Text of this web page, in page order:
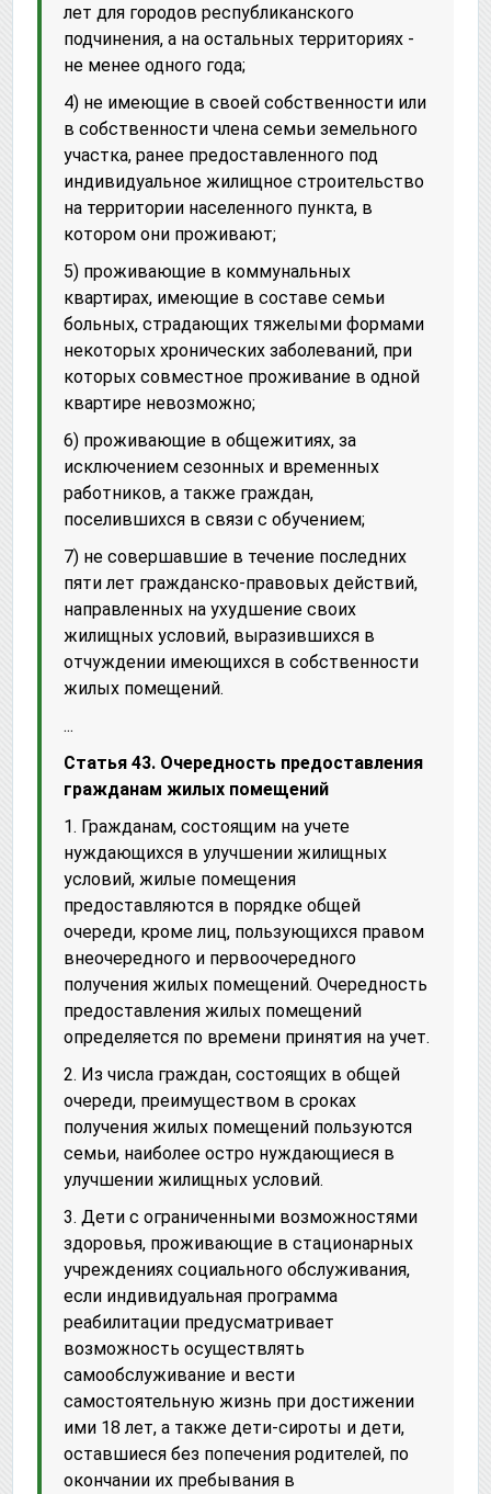
лет для городов республиканского
подчинения, а на остальных территориях -
не менее одного года;
4) не имеющие в своей собственности или
в собственности члена семьи земельного
участка, ранее предоставленного под
индивидуальное жилищное строительство
на территории населенного пункта, в
котором они проживают;
5) проживающие в коммунальных
квартирах, имеющие в составе семьи
больных, страдающих тяжелыми формами
некоторых хронических заболеваний, при
которых совместное проживание в одной
квартире невозможно;
6) проживающие в общежитиях, за
исключением сезонных и временных
работников, а также граждан,
поселившихся в связи с обучением;
7) не совершавшие в течение последних
пяти лет гражданско-правовых действий,
направленных на ухудшение своих
жилищных условий, выразившихся в
отчуждении имеющихся в собственности
жилых помещений.
...
Статья 43. Очередность предоставления
гражданам жилых помещений
1. Гражданам, состоящим на учете
нуждающихся в улучшении жилищных
условий, жилые помещения
предоставляются в порядке общей
очереди, кроме лиц, пользующихся правом
внеочередного и первоочередного
получения жилых помещений. Очередность
предоставления жилых помещений
определяется по времени принятия на учет.
2. Из числа граждан, состоящих в общей
очереди, преимуществом в сроках
получения жилых помещений пользуются
семьи, наиболее остро нуждающиеся в
улучшении жилищных условий.
3. Дети с ограниченными возможностями
здоровья, проживающие в стационарных
учреждениях социального обслуживания,
если индивидуальная программа
реабилитации предусматривает
возможность осуществлять
самообслуживание и вести
самостоятельную жизнь при достижении
ими 18 лет, а также дети-сироты и дети,
оставшиеся без попечения родителей, по
окончании их пребывания в